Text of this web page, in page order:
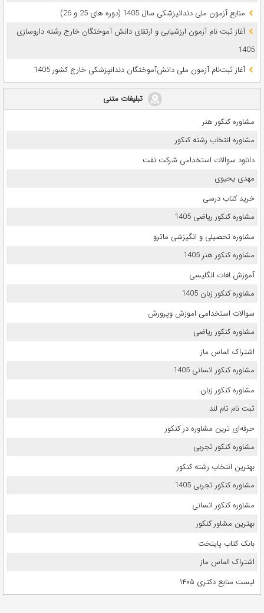
ﻣﻨﺎﺑﻊ آزﻣﻮن ﻣﻠﯽ دندانپزشکی سال 1405 (دوره های 25 و 26)
آغاز ثبت نام آزمون‌ ارزشیابی و ارتقای دانش آموختگان خارج رشته داروسازی
1405
آغاز ثبت‌نام آزمون ملی دانش‌آموختگان دندانپزشکی خارج کشور 1405
تبلیغات متنی
مشاوره کنکور هنر
مشاوره انتخاب رشته کنکور
دانلود سوالات استخدامی شرکت نفت
مهدی یحیوی
خرید کتاب درسی
مشاوره کنکور ریاضی 1405
مشاوره تحصیلی و انگیزشی ماترو
مشاوره کنکور هنر 1405
آموزش لغات انگلیسی
مشاوره کنکور زبان 1405
سوالات استخدامی اموزش وپرورش
مشاوره کنکور ریاضی
اشتراک الماس ماز
مشاوره کنکور انسانی 1405
مشاوره کنکور زبان
ثبت نام تام لند
حرفه‌ای ترین مشاوره در کنکور
مشاوره کنکور تجربی
بهترین انتخاب رشته کنکور
مشاوره کنکور تجربی 1405
مشاوره کنکور انسانی
بهترین مشاور کنکور
بانک کتاب پایتخت
اشتراک الماس ماز
لیست منابع دکتری ۱۴۰۵